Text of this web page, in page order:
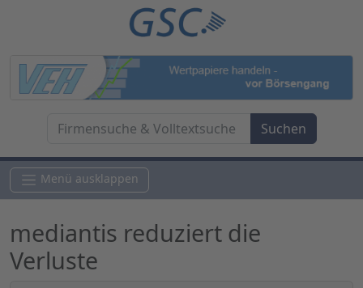
Menü ausklappen
mediantis reduziert die
Verluste